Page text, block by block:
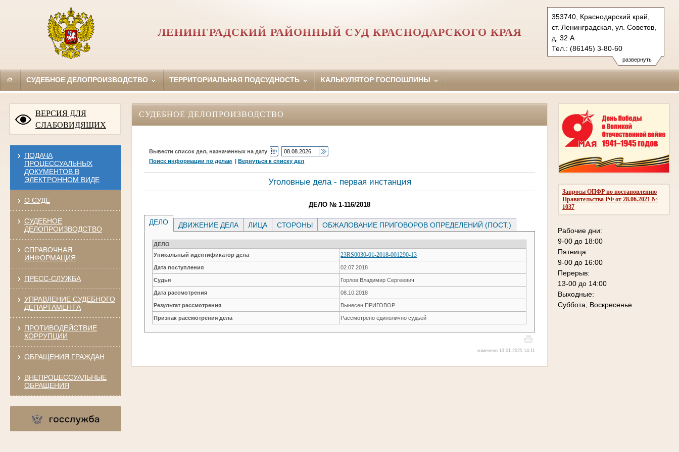
развернуть
353740, Краснодарский край,
ст. Ленинградская, ул. Советов,
д. 32 А
Тел.: (86145) 3-80-60
leningradskay.krd@sudrf.ru
показать на карте
ЛЕНИНГРАДСКИЙ РАЙОННЫЙ СУД КРАСНОДАРСКОГО КРАЯ
СУДЕБНОЕ ДЕЛОПРОИЗВОДСТВО ТЕРРИТОРИАЛЬНАЯ ПОДСУДНОСТЬ КАЛЬКУЛЯТОР ГОСПОШЛИНЫ
ВЕРСИЯ ДЛЯ
СЛАБОВИДЯЩИХ
ПОДАЧА
ПРОЦЕССУАЛЬНЫХ
ДОКУМЕНТОВ В
ЭЛЕКТРОННОМ ВИДЕ
О СУДЕ
СУДЕБНОЕ
ДЕЛОПРОИЗВОДСТВО
СПРАВОЧНАЯ
ИНФОРМАЦИЯ
ПРЕСС-СЛУЖБА
УПРАВЛЕНИЕ СУДЕБНОГО
ДЕПАРТАМЕНТА
ПРОТИВОДЕЙСТВИЕ
КОРРУПЦИИ
ОБРАЩЕНИЯ ГРАЖДАН
ВНЕПРОЦЕССУАЛЬНЫЕ
ОБРАЩЕНИЯ
Запросы ОПФР по постановлению
Правительства РФ от 28.06.2021 №
1037
Рабочие дни:
9-00 до 18:00
Пятница:
9-00 до 16:00
Перерыв:
13-00 до 14:00
Выходные:
Суббота, Воскресенье
СУДЕБНОЕ ДЕЛОПРОИЗВОДСТВО
Вывести список дел, назначенных на дату
Поиск информации по делам |Вернуться к списку дел
Уголовные дела - первая инстанция
ДЕЛО № 1-116/2018
ДЕЛО ДВИЖЕНИЕ ДЕЛА ЛИЦА СТОРОНЫ ОБЖАЛОВАНИЕ ПРИГОВОРОВ ОПРЕДЕЛЕНИЙ (ПОСТ.)
ДЕЛО
Уникальный идентификатор дела
23RS0030-01-2018-001290-13
Дата поступления 02.07.2018
Судья Горлов Владимир Сергеевич
Дата рассмотрения 08.10.2018
Результат рассмотрения Вынесен ПРИГОВОР
Признак рассмотрения дела Рассмотрено единолично судьей
изменено 13.01.2025 14:11